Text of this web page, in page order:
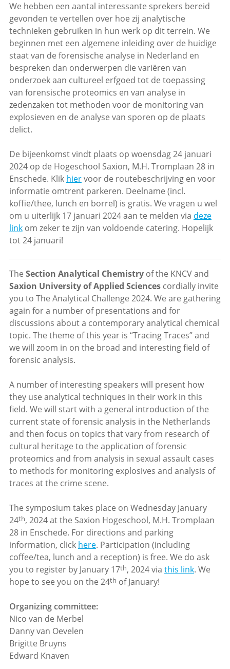
We hebben een aantal interessante sprekers bereid
gevonden te vertellen over hoe zij analytische
technieken gebruiken in hun werk op dit terrein. We
beginnen met een algemene inleiding over de huidige
staat van de forensische analyse in Nederland en
bespreken dan onderwerpen die variëren van
onderzoek aan cultureel erfgoed tot de toepassing
van forensische proteomics en van analyse in
zedenzaken tot methoden voor de monitoring van
explosieven en de analyse van sporen op de plaats
delict.
De bijeenkomst vindt plaats op woensdag 24 januari
2024 op de Hogeschool Saxion, M.H. Tromplaan 28 in
Enschede. Klik hiervoor de routebeschrijving en voor
informatie omtrent parkeren. Deelname (incl.
koffie/thee, lunch en borrel) is gratis. We vragen u wel
om u uiterlijk 17 januari 2024 aan te melden via deze
linkom zeker te zijn van voldoende catering. Hopelijk
tot 24 januari!
The Section Analytical Chemistryof the KNCV and
Saxion University of Applied Sciences cordially invite
you to The Analytical Challenge 2024. We are gathering
again for a number of presentations and for
discussions about a contemporary analytical chemical
topic. The theme of this year is “Tracing Traces” and
we will zoom in on the broad and interesting field of
forensic analysis.
A number of interesting speakers will present how
they use analytical techniques in their work in this
field. We will start with a general introduction of the
current state of forensic analysis in the Netherlands
and then focus on topics that vary from research of
cultural heritage to the application of forensic
proteomics and from analysis in sexual assault cases
to methods for monitoring explosives and analysis of
traces at the crime scene.
The symposium takes place on Wednesday January
24th, 2024 at the Saxion Hogeschool, M.H. Tromplaan
28 in Enschede. For directions and parking
information, click here. Participation (including
coffee/tea, lunch and a reception) is free. We do ask
you to register by January 17th, 2024 via this link. We
hope to see you on the 24th of January!
Organizing committee:
Nico van de Merbel
Danny van Oevelen
Brigitte Bruyns
Edward Knaven